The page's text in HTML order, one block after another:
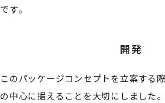
です。
開発
このパッケージコンセプトを立案する
の中心に据えることを大切にしました